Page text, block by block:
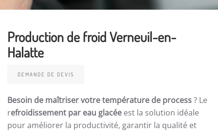
Production de froid Verneuil-en-
Halatte
DEMANDE DE DEVIS
Besoin de maîtriser votre température de process? Le
refroidissement par eau glacée est la solution idéale
pour améliorer la productivité, garantir la qualité et